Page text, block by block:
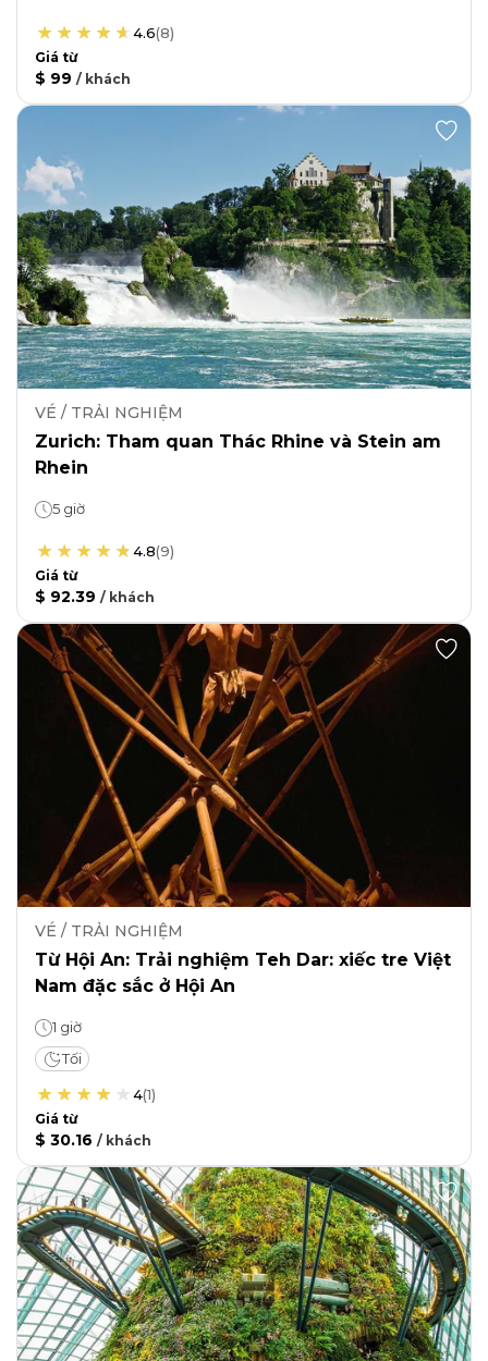
4.6(8)
Giá từ
$ 99 / khách
VÉ / TRẢI NGHIỆM
Zurich: Tham quan Thác Rhine và Stein am
Rhein
5 giờ
4.8(9)
Giá từ
$ 92.39 / khách
VÉ / TRẢI NGHIỆM
Từ Hội An: Trải nghiệm Teh Dar: xiếc tre Việt
Nam đặc sắc ở Hội An
1 giờ
Tối
4(1)
Giá từ
$ 30.16 / khách